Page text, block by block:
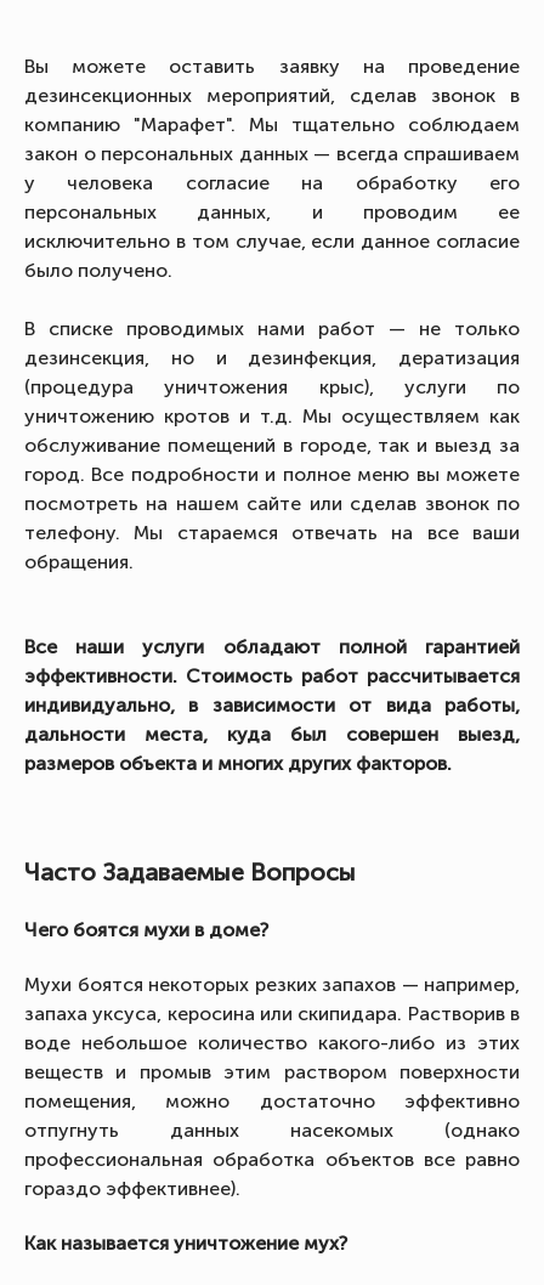
Вы можете оставить заявку на проведение
дезинсекционных мероприятий, сделав звонок в
компанию "Марафет". Мы тщательно соблюдаем
закон о персональных данных — всегда спрашиваем
у человека согласие на обработку его
персональных данных, и проводим ее
исключительно в том случае, если данное согласие
было получено.
В списке проводимых нами работ — не только
дезинсекция, но и дезинфекция, дератизация
(процедура уничтожения крыс), услуги по
уничтожению кротов и т.д. Мы осуществляем как
обслуживание помещений в городе, так и выезд за
город. Все подробности и полное меню вы можете
посмотреть на нашем сайте или сделав звонок по
телефону. Мы стараемся отвечать на все ваши
обращения.
Все наши услуги обладают полной гарантией
эффективности. Стоимость работ рассчитывается
индивидуально, в зависимости от вида работы,
дальности места, куда был совершен выезд,
размеров объекта и многих других факторов.
Часто Задаваемые Вопросы
Чего боятся мухи в доме?
Мухи боятся некоторых резких запахов — например,
запаха уксуса, керосина или скипидара. Растворив в
воде небольшое количество какого-либо из этих
веществ и промыв этим раствором поверхности
помещения, можно достаточно эффективно
отпугнуть данных насекомых (однако
профессиональная обработка объектов все равно
гораздо эффективнее).
Как называется уничтожение мух?